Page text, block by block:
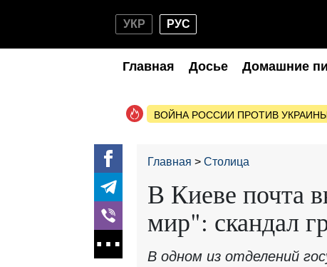
УКР РУС
Главная Досье Домашние
ВОЙНА РОССИИ ПРОТИВ
Главная Столица
В Киеве почта
мир": скандал
В одном из отделений